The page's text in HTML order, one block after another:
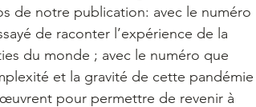
de notre publication: avec le numéro
de raconter l’expérience de la
du monde ; avec le numéro que
et la gravité de cette pandémie
pour permettre de revenir à